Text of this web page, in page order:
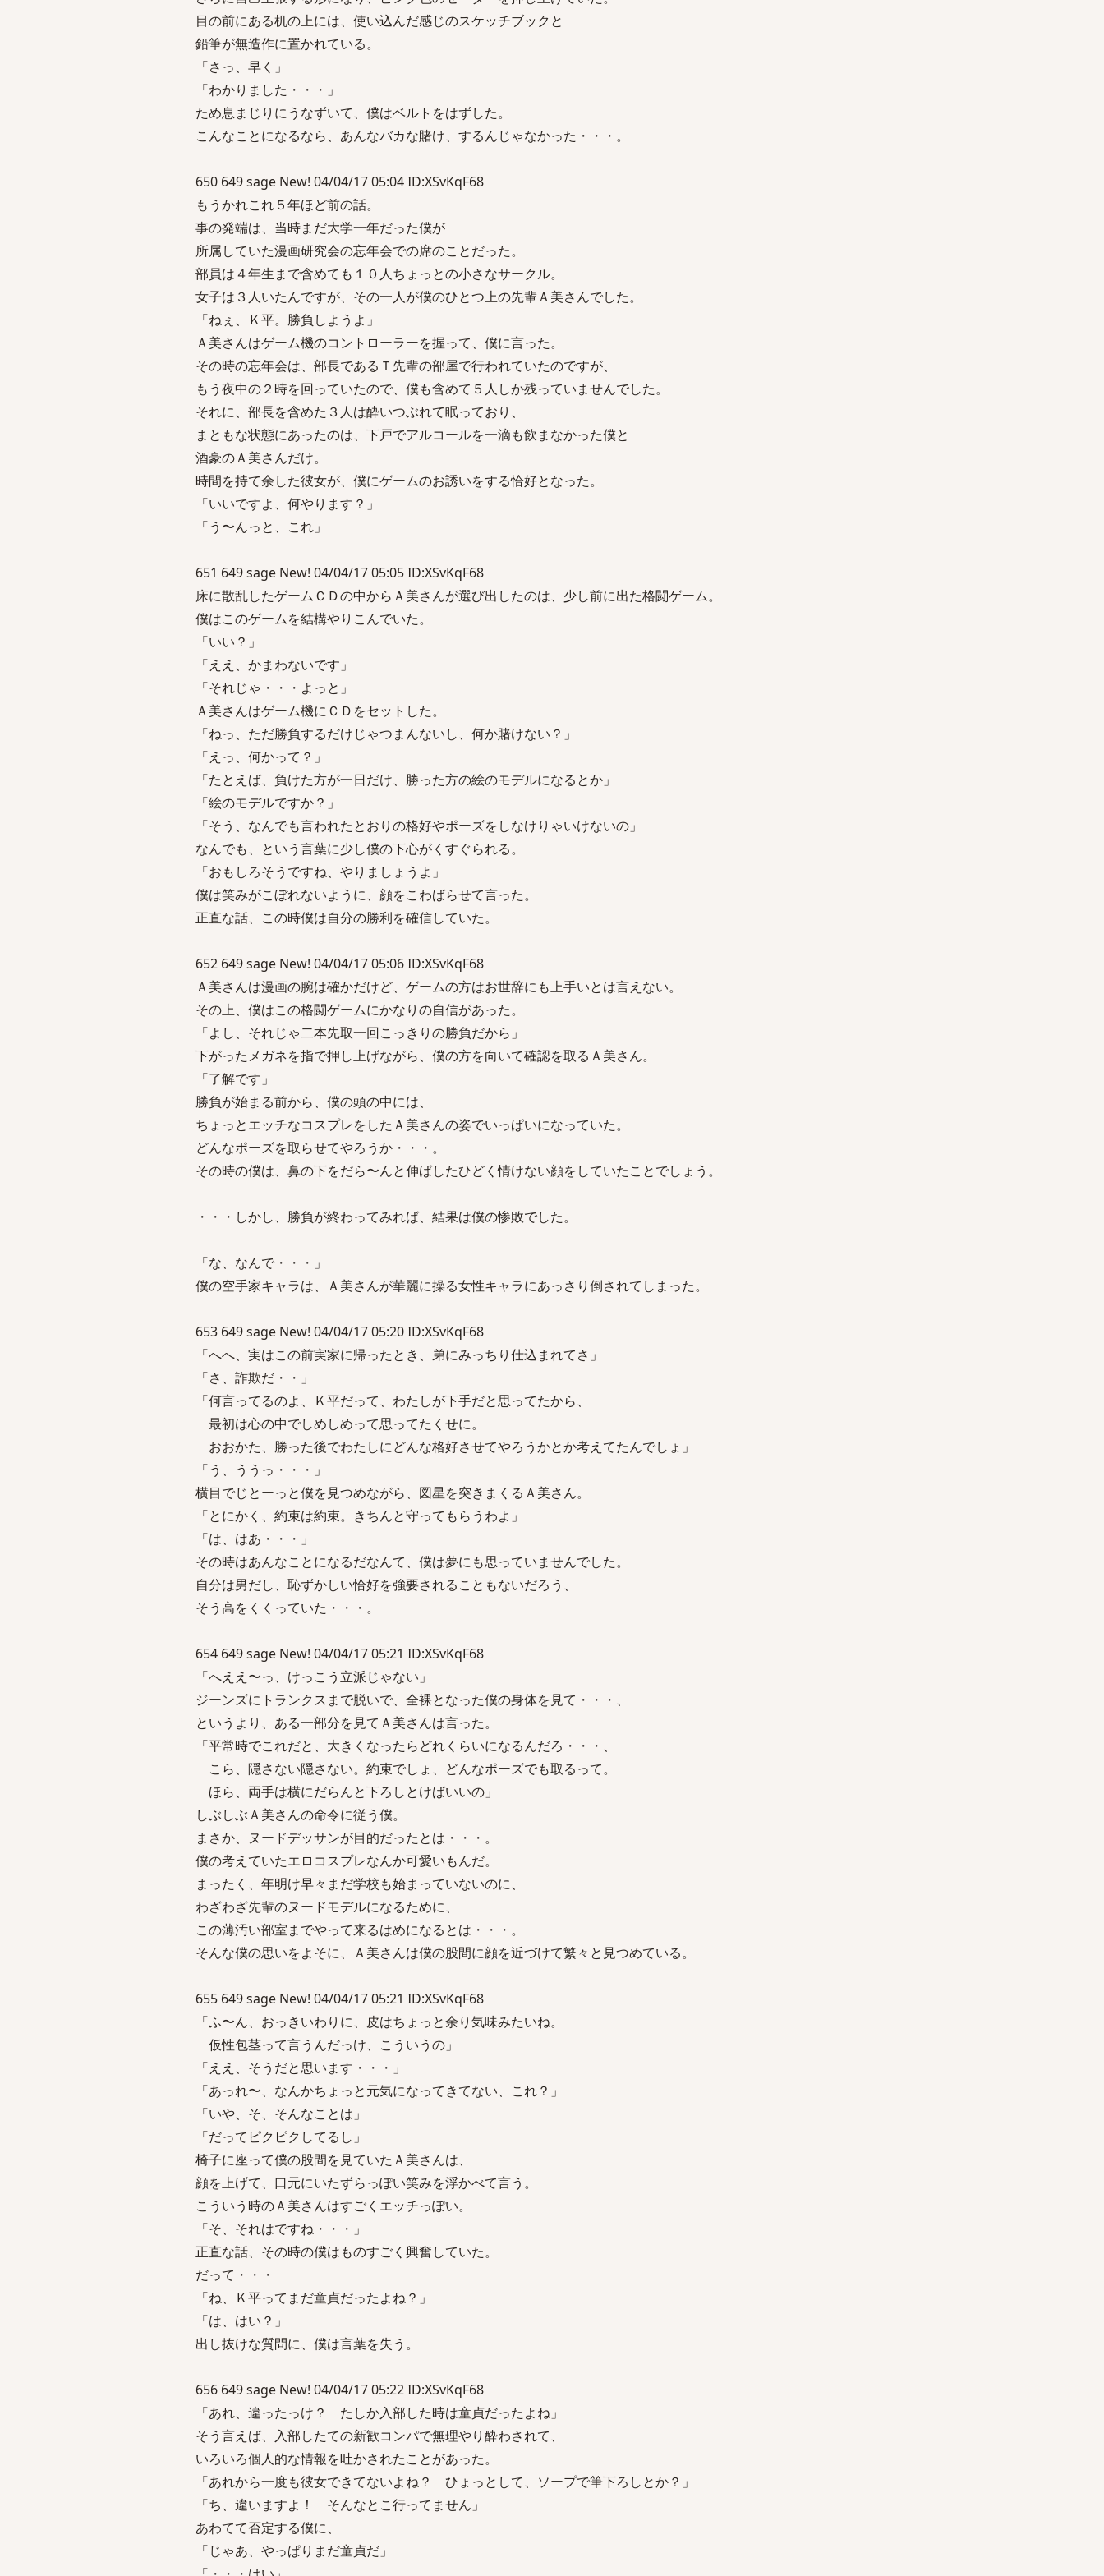
目の前にある机の上には、使い込んだ感じのスケッチブックと
鉛筆が無造作に置かれている。
「さっ、早く」
「わかりました・・・」
ため息まじりにうなずいて、僕はベルトをはずした。
こんなことになるなら、あんなバカな賭け、するんじゃなかった・・・。
650 649 sage New! 04/04/17 05:04 ID:XSvKqF68
もうかれこれ５年ほど前の話。
事の発端は、当時まだ大学一年だった僕が
所属していた漫画研究会の忘年会での席のことだった。
部員は４年生まで含めても１０人ちょっとの小さなサークル。
女子は３人いたんですが、その一人が僕のひとつ上の先輩Ａ美さんでした。
「ねぇ、Ｋ平。勝負しようよ」
Ａ美さんはゲーム機のコントローラーを握って、僕に言った。
その時の忘年会は、部長であるＴ先輩の部屋で行われていたのですが、
もう夜中の２時を回っていたので、僕も含めて５人しか残っていませんでした。
それに、部長を含めた３人は酔いつぶれて眠っており、
まともな状態にあったのは、下戸でアルコールを一滴も飲まなかった僕と
酒豪のＡ美さんだけ。
時間を持て余した彼女が、僕にゲームのお誘いをする恰好となった。
「いいですよ、何やります？」
「う〜んっと、これ」
651 649 sage New! 04/04/17 05:05 ID:XSvKqF68
床に散乱したゲームＣＤの中からＡ美さんが選び出したのは、少し前に出た格闘ゲーム。
僕はこのゲームを結構やりこんでいた。
「いい？」
「ええ、かまわないです」
「それじゃ・・・よっと」
Ａ美さんはゲーム機にＣＤをセットした。
「ねっ、ただ勝負するだけじゃつまんないし、何か賭けない？」
「えっ、何かって？」
「たとえば、負けた方が一日だけ、勝った方の絵のモデルになるとか」
「絵のモデルですか？」
「そう、なんでも言われたとおりの格好やポーズをしなけりゃいけないの」
なんでも、という言葉に少し僕の下心がくすぐられる。
「おもしろそうですね、やりましょうよ」
僕は笑みがこぼれないように、顔をこわばらせて言った。
正直な話、この時僕は自分の勝利を確信していた。
652 649 sage New! 04/04/17 05:06 ID:XSvKqF68
Ａ美さんは漫画の腕は確かだけど、ゲームの方はお世辞にも上手いとは言えない。
その上、僕はこの格闘ゲームにかなりの自信があった。
「よし、それじゃ二本先取一回こっきりの勝負だから」
下がったメガネを指で押し上げながら、僕の方を向いて確認を取るＡ美さん。
「了解です」
勝負が始まる前から、僕の頭の中には、
ちょっとエッチなコスプレをしたＡ美さんの姿でいっぱいになっていた。
どんなポーズを取らせてやろうか・・・。
その時の僕は、鼻の下をだら〜んと伸ばしたひどく情けない顔をしていたことでしょう。
・・・しかし、勝負が終わってみれば、結果は僕の惨敗でした。
「な、なんで・・・」
僕の空手家キャラは、Ａ美さんが華麗に操る女性キャラにあっさり倒されてしまった。
653 649 sage New! 04/04/17 05:20 ID:XSvKqF68
「へへ、実はこの前実家に帰ったとき、弟にみっちり仕込まれてさ」
「さ、詐欺だ・・」
「何言ってるのよ、Ｋ平だって、わたしが下手だと思ってたから、
最初は心の中でしめしめって思ってたくせに。
おおかた、勝った後でわたしにどんな格好させてやろうかとか考えてたんでしょ」
「う、ううっ・・・」
横目でじとーっと僕を見つめながら、図星を突きまくるＡ美さん。
「とにかく、約束は約束。きちんと守ってもらうわよ」
「は、はあ・・・」
その時はあんなことになるだなんて、僕は夢にも思っていませんでした。
自分は男だし、恥ずかしい恰好を強要されることもないだろう、
そう高をくくっていた・・・。
654 649 sage New! 04/04/17 05:21 ID:XSvKqF68
「へええ〜っ、けっこう立派じゃない」
ジーンズにトランクスまで脱いで、全裸となった僕の身体を見て・・・、
というより、ある一部分を見てＡ美さんは言った。
「平常時でこれだと、大きくなったらどれくらいになるんだろ・・・、
こら、隠さない隠さない。約束でしょ、どんなポーズでも取るって。
ほら、両手は横にだらんと下ろしとけばいいの」
しぶしぶＡ美さんの命令に従う僕。
まさか、ヌードデッサンが目的だったとは・・・。
僕の考えていたエロコスプレなんか可愛いもんだ。
まったく、年明け早々まだ学校も始まっていないのに、
わざわざ先輩のヌードモデルになるために、
この薄汚い部室までやって来るはめになるとは・・・。
そんな僕の思いをよそに、Ａ美さんは僕の股間に顔を近づけて繁々と見つめている。
655 649 sage New! 04/04/17 05:21 ID:XSvKqF68
「ふ〜ん、おっきいわりに、皮はちょっと余り気味みたいね。
仮性包茎って言うんだっけ、こういうの」
「ええ、そうだと思います・・・」
「あっれ〜、なんかちょっと元気になってきてない、これ？」
「いや、そ、そんなことは」
「だってピクピクしてるし」
椅子に座って僕の股間を見ていたＡ美さんは、
顔を上げて、口元にいたずらっぽい笑みを浮かべて言う。
こういう時のＡ美さんはすごくエッチっぽい。
「そ、それはですね・・・」
正直な話、その時の僕はものすごく興奮していた。
だって・・・
「ね、Ｋ平ってまだ童貞だったよね？」
「は、はい？」
出し抜けな質問に、僕は言葉を失う。
656 649 sage New! 04/04/17 05:22 ID:XSvKqF68
「あれ、違ったっけ？ たしか入部した時は童貞だったよね」
そう言えば、入部したての新歓コンパで無理やり酔わされて、
いろいろ個人的な情報を吐かされたことがあった。
「あれから一度も彼女できてないよね？ ひょっとして、ソープで筆下ろしとか？」
「ち、違いますよ！ そんなとこ行ってません」
あわてて否定する僕に、
「じゃあ、やっぱりまだ童貞だ」